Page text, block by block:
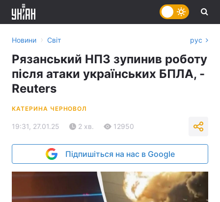
Новини › Світ рус
Рязанський НПЗ зупинив роботу
після атаки українських БПЛА, -
Reuters
КАТЕРИНА ЧЕРНОВОЛ
19:31, 27.01.25 2 хв. 12950
Підпишіться на нас в Google